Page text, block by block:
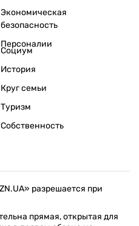
Экономическая
безопасность
Персоналии
Социум
История
Круг семьи
Туризм
Собственность
разрешается при
прямая, открытая для